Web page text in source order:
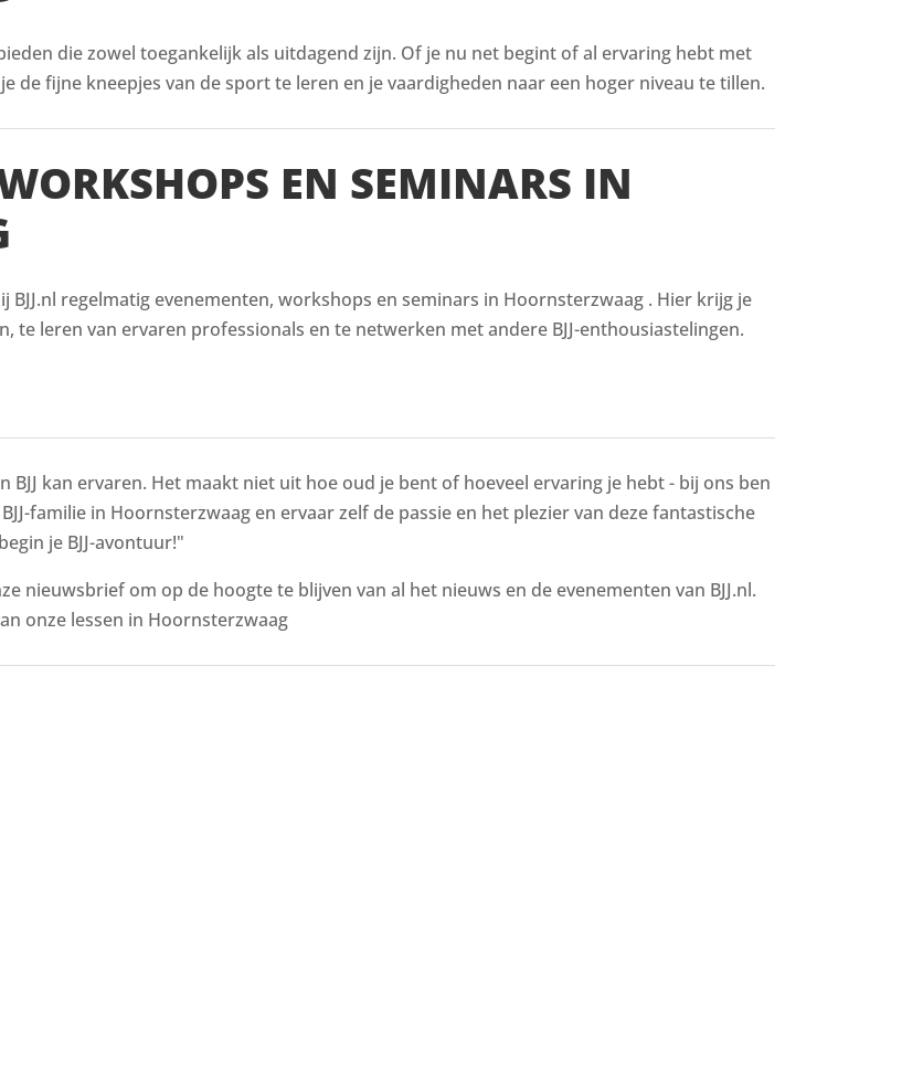
die zowel toegankelijk als uitdagend zijn. Of je nu net begint of al ervaring hebt met
de fijne kneepjes van de sport te leren en je vaardigheden naar een hoger niveau te tillen.
EN SEMINARS IN
regelmatig evenementen, workshops en seminars in Hoornsterzwaag . Hier krijg je
te leren van ervaren professionals en te netwerken met andere BJJ-enthousiastelingen.
BJJ kan ervaren. Het maakt niet uit hoe oud je bent of hoeveel ervaring je hebt - bij ons ben
familie in Hoornsterzwaag en ervaar zelf de passie en het plezier van deze fantastische
je BJJ-avontuur!"
nieuwsbrief om op de hoogte te blijven van al het nieuws en de evenementen van BJJ.nl.
onze lessen in Hoornsterzwaag